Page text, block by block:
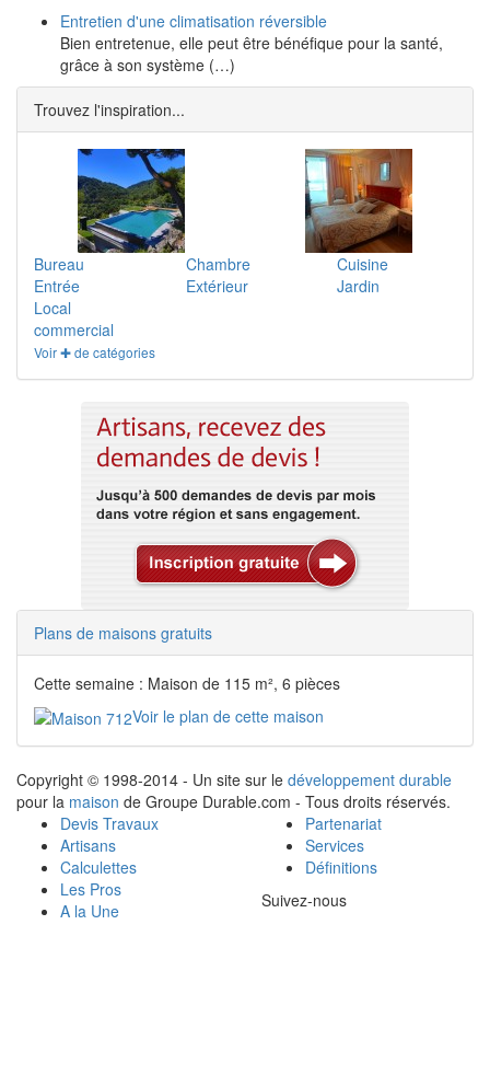
Entretien d'une climatisation réversible
Bien entretenue, elle peut être bénéfique pour la santé,
grâce à son système (…)
Trouvez l'inspiration...
Bureau Chambre
Cuisine
Entrée
Extérieur
Jardin
Local
commercial
Voir ✚ de catégories
Plans de maisons gratuits
Cette semaine : Maison de 115 m², 6 pièces
Voir le plan de cette maison
Copyright © 1998-2014 - Un site sur le développement durable
pour la maison de Groupe Durable.com - Tous droits réservés.
Devis Travaux
Artisans
Calculettes
Les Pros
A la Une
Partenariat
Services
Définitions
Suivez-nous